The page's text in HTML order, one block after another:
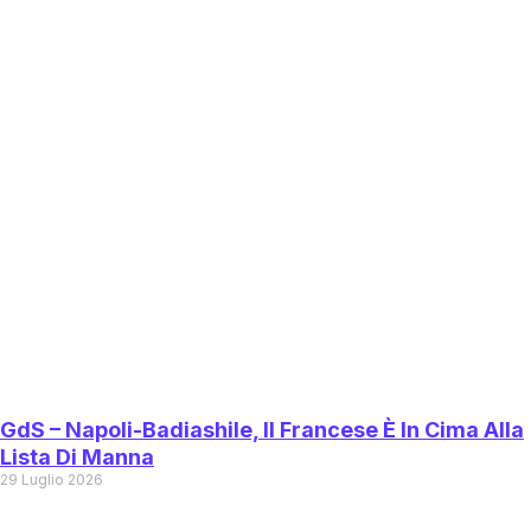
GdS – Napoli-Badiashile, Il Francese È In Cima Alla
Lista Di Manna
29 Luglio 2026